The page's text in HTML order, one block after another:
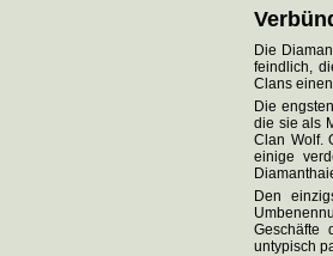
Die
feindlich,
Clans
Die
die sie als
Clan Wolf.
einige
Den
Geschäfte
untypisch